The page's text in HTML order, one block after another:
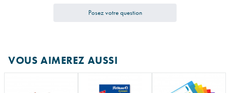
Posez votre question
VOUS AIMEREZ AUSSI